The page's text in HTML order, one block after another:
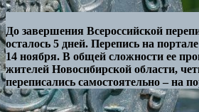
До завершения Всероссийской
осталось 5 дней. Перепись на
14 ноября. В общей сложности ее
жителей Новосибирской области,
переписались самостоятельно – на